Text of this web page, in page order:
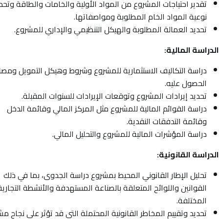
تقدير احتياجات المشروع من المواد الأولية والخامات والطاقة
نوعية المواد الخام المطلوبة ومواصفاتها.
تحديد العمالة المطلوبة والهيكل التنظيمي والإداري للمشروع.
الدراسة المالية:
دراسة التكاليف الاستثمارية للمشروع وشروط وهيكل التمويل
الحصول عليه.
تحديد إيرادات المشروع وتوقعات الإيرادات للسنوات المقبلة.
دراسة القوائم المالية للمشروع مثل المركز المالي وقائمة الدخل
وقائمة التدفقات النقدية.
دراسة المؤشرات المالية للمشروع والتحليل المالي.
الدراسة القانونية:
تحليل الإطار القانوني المحيط بمشروع دراسة الجدوى، بما في ذلك
القوانين واللوائح المتعلقة بالصناعة المستهدفة والأنشطة
المختلفة.
تحديد وتقييم المخاطر القانونية المحتملة التي قد تؤثر على نجاح